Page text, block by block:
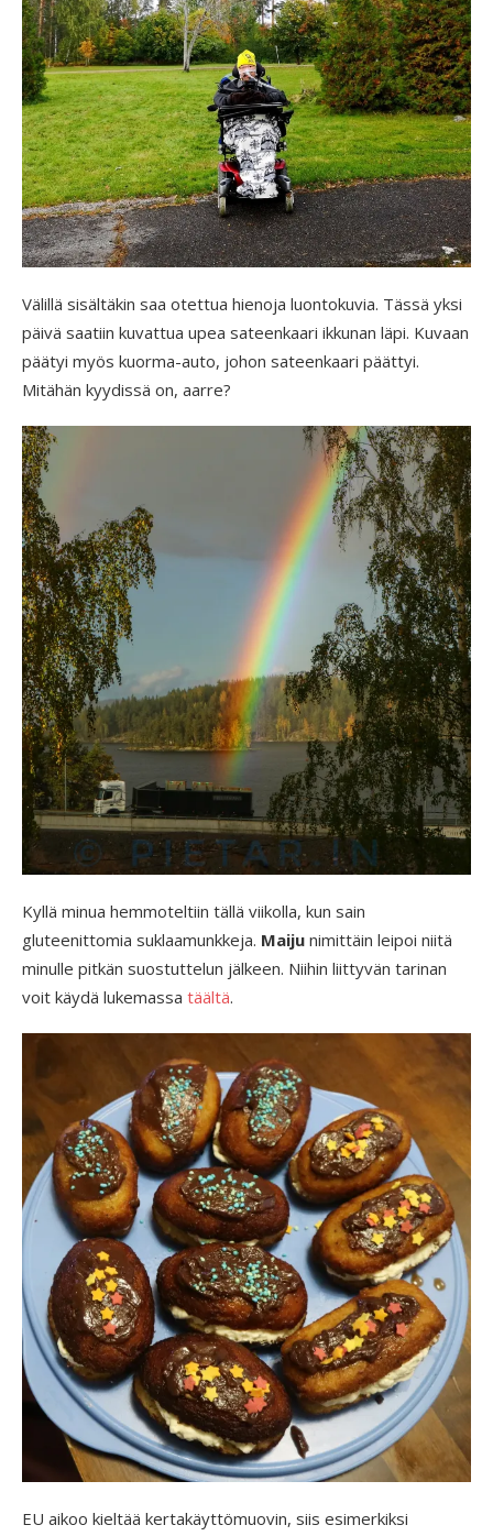
Välillä sisältäkin saa otettua hienoja luontokuvia. Tässä yksi
päivä saatiin kuvattua upea sateenkaari ikkunan läpi. Kuvaan
päätyi myös kuorma-auto, johon sateenkaari päättyi.
Mitähän kyydissä on, aarre?
Kyllä minua hemmoteltiin tällä viikolla, kun sain
gluteenittomia suklaamunkkeja. Maiju nimittäin leipoi niitä
minulle pitkän suostuttelun jälkeen. Niihin liittyvän tarinan
voit käydä lukemassa täältä.
EU aikoo kieltää kertakäyttömuovin, siis esimerkiksi